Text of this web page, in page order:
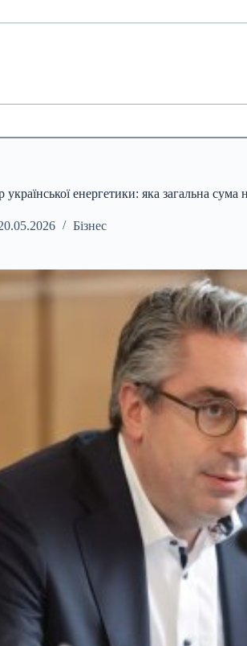
енергетики: яка загальна сума
Бізнес